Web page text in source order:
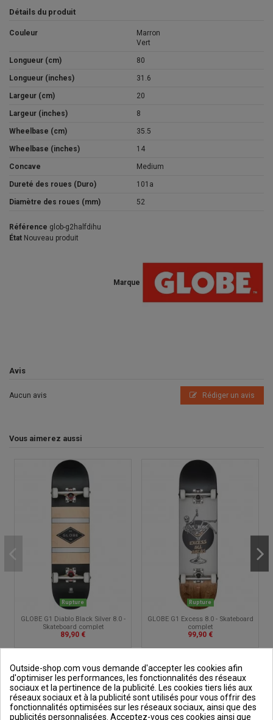
Détails du produit
Couleur
Marron
Vert
Longueur (cm) 80
Longueur (inches) 31.6
Largeur (cm) 20
Largeur (inches) 8
Wheelbase (cm) 35.5
Wheelbase (inches) 14
Concave Medium
Dureté des roues (Duro) 101a
Diamètre des roues (mm) 52
Marque
Référence glob-g2halfdihu
État Nouveau produit
Avis
Aucun avis Rédiger un avis
Vous aimerez aussi
Rupture
GLOBE G1 Diablo Black Silver 8.0 -
Skateboard complet
89,90 €
Rupture
GLOBE G1 Excess 8.0 - Skateboard
complet
99,90 €
Outside-shop.com vous demande d'accepter les cookies afin
d'optimiser les performances, les fonctionnalités des réseaux
sociaux et la pertinence de la publicité. Les cookies tiers liés aux
réseaux sociaux et à la publicité sont utilisés pour vous offrir des
fonctionnalités optimisées sur les réseaux sociaux, ainsi que des
publicités personnalisées. Acceptez-vous ces cookies ainsi que